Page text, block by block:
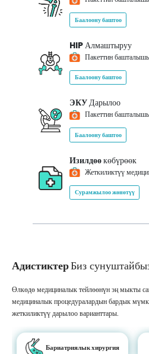
Баалоону баштоо
HIPАлмаштыруу
Пакеттин
Баалоону баштоо
ЭКУДарылоо
Пакеттин
Баалоону баштоо
Изилдөөкөбүрөөк
Жеткиликтүү
Сурамжылоо жөнөтүү
АдистиктерБиз
Өлкөдө медициналык тейлөөнүн эң мыкты
медициналык процедуралардын бардык
жеткиликтүү дарылоо варианттары.
Бариатриялык хирургия